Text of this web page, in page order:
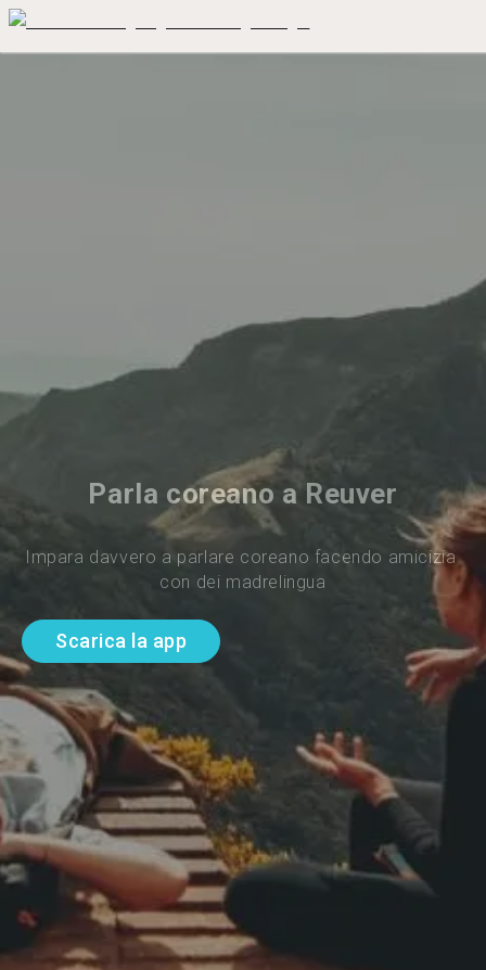
Parla coreano a Reuver
Impara davvero a parlare coreano facendo amicizia
con dei madrelingua
Scarica la app